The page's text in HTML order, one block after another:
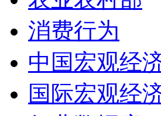
消费行为
中国宏观经
国际宏观经